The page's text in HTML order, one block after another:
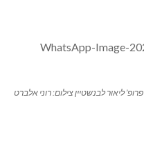
פרופ’ ליאור לבנשטיין צילום: רוני אלברט